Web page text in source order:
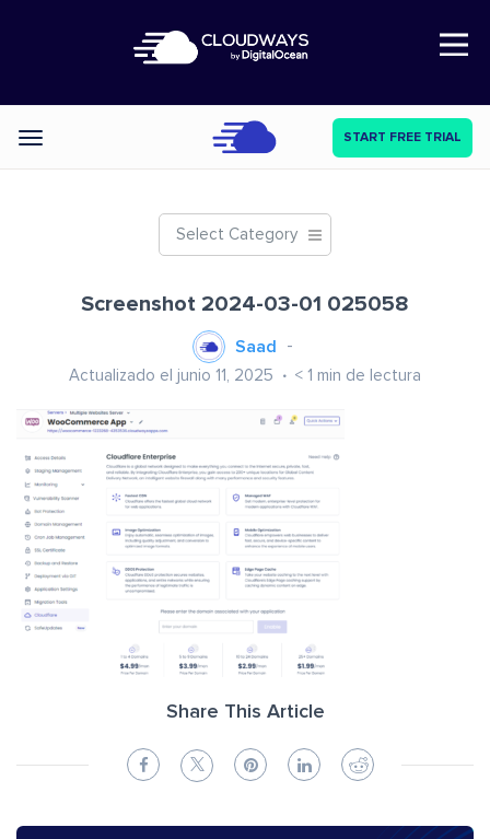
Open Nav
Categories START FREE TRIAL
Select Category
Screenshot 2024-03-01 025058
Saad
Actualizado el junio 11, 2025 < 1 min de lectura
Share This Article